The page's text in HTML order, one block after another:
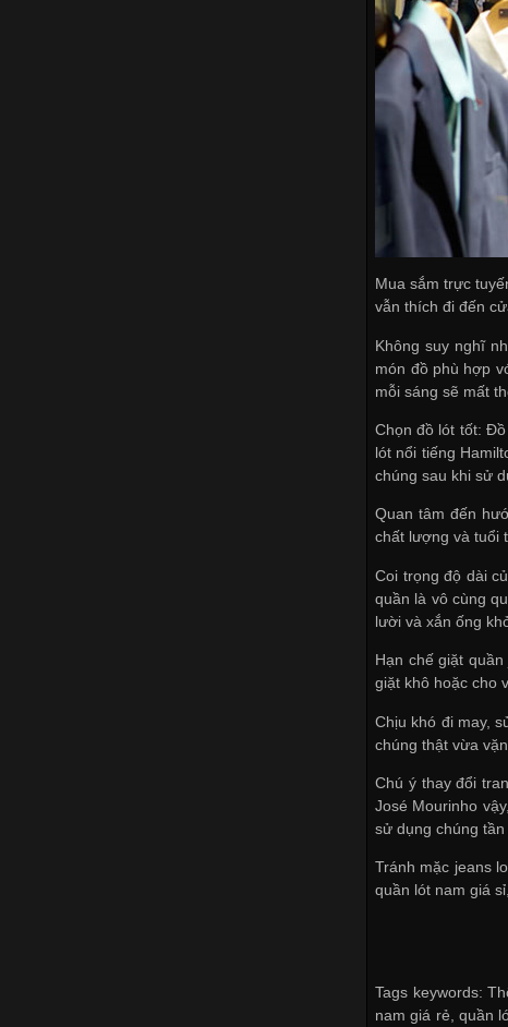
Mua sắm trực
vẫn thích đi đến
Không suy nghĩ
món đồ phù hợp
mỗi sáng sẽ mất
Chọn đồ lót tốt:
lót nổi tiếng
chúng sau khi sử
Quan tâm đến
chất lượng và tuổi
Coi trọng độ dài
quần là vô cùng
lười và xắn ống
Hạn chế giặt
giặt khô hoặc cho
Chịu khó đi may,
chúng thật vừa
Chú ý thay đổi
José Mourinho
sử dụng chúng tần
Tránh mặc jeans
quần lót nam giá sỉ
Tags keywords:
nam giá rẻ, quần